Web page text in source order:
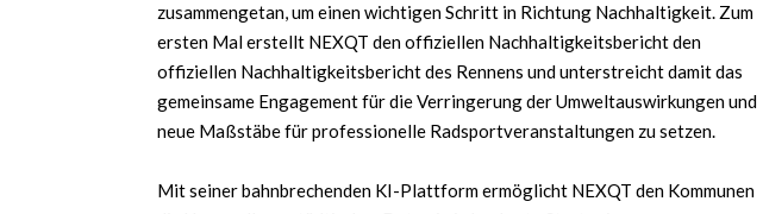
zusammengetan, um einen wichtigen Schritt in Richtung Nachhaltigkeit. Zum
ersten Mal erstellt NEXQT den offiziellen Nachhaltigkeitsbericht den
offiziellen Nachhaltigkeitsbericht des Rennens und unterstreicht damit das
gemeinsame Engagement für die Verringerung der Umweltauswirkungen und
neue Maßstäbe für professionelle Radsportveranstaltungen zu setzen.
Mit seiner bahnbrechenden KI-Plattform ermöglicht NEXQT den Kommunen